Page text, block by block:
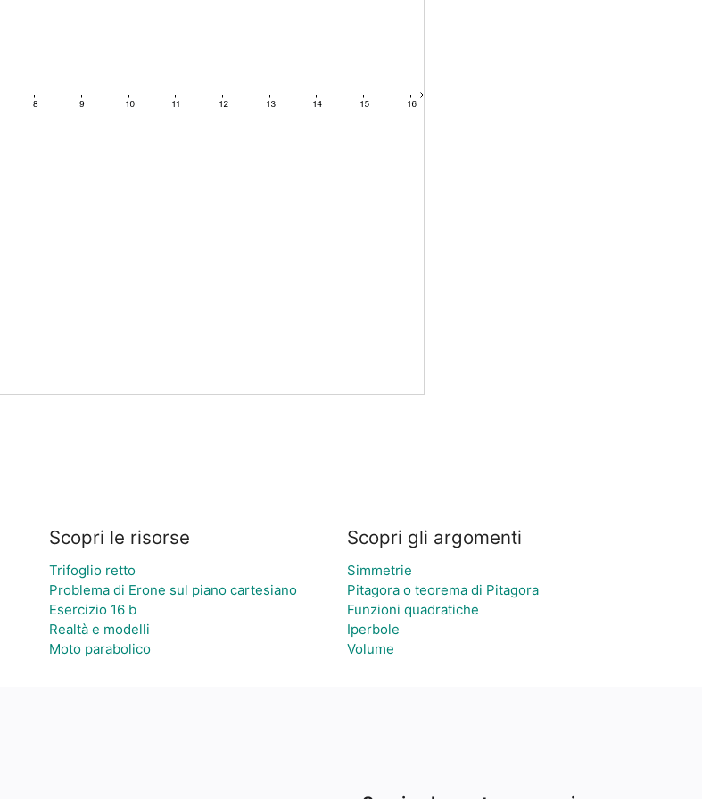
Scopri le risorse
Trifoglio retto
Problema di Erone sul piano cartesiano
Esercizio 16 b
Realtà e modelli
Moto parabolico
Scopri gli argomenti
Simmetrie
Pitagora o teorema di Pitagora
Funzioni quadratiche
Iperbole
Volume